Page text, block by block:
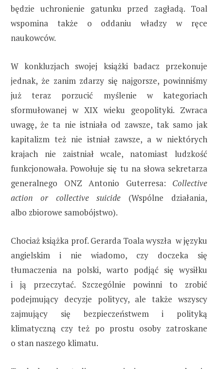
będzie uchronienie gatunku przed zagładą. Toal
wspomina także o oddaniu władzy w ręce
naukowców.
W konkluzjach swojej książki badacz przekonuje
jednak, że zanim zdarzy się najgorsze, powinniśmy
już teraz porzucić myślenie w kategoriach
sformułowanej w XIX wieku geopolityki. Zwraca
uwagę, że ta nie istniała od zawsze, tak samo jak
kapitalizm też nie istniał zawsze, a w niektórych
krajach nie zaistniał wcale, natomiast ludzkość
funkcjonowała. Powołuje się tu na słowa sekretarza
generalnego ONZ Antonio Guterresa: Collective
action or collective suicide (Wspólne działania,
albo zbiorowe samobójstwo).
Chociaż książka prof. Gerarda Toala wyszła w języku
angielskim i nie wiadomo, czy doczeka się
tłumaczenia na polski, warto podjąć się wysiłku
i ją przeczytać. Szczególnie powinni to zrobić
podejmujący decyzje politycy, ale także wszyscy
zajmujący się bezpieczeństwem i polityką
klimatyczną czy też po prostu osoby zatroskane
o stan naszego klimatu.